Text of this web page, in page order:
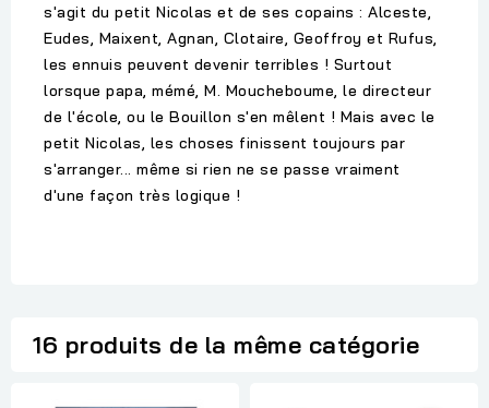
s'agit du petit Nicolas et de ses copains : Alceste,
Eudes, Maixent, Agnan, Clotaire, Geoffroy et Rufus,
les ennuis peuvent devenir terribles ! Surtout
lorsque papa, mémé, M. Moucheboume, le directeur
de l'école, ou le Bouillon s'en mêlent ! Mais avec le
petit Nicolas, les choses finissent toujours par
s'arranger... même si rien ne se passe vraiment
d'une façon très logique !
16 produits de la même catégorie